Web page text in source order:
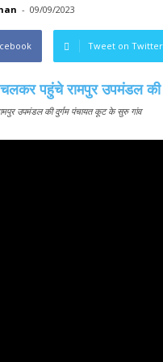
- 09/09/2023
Tweet on Twitter
उपमंडल की दुर्गम पंचायत कूट के सुरु गांव